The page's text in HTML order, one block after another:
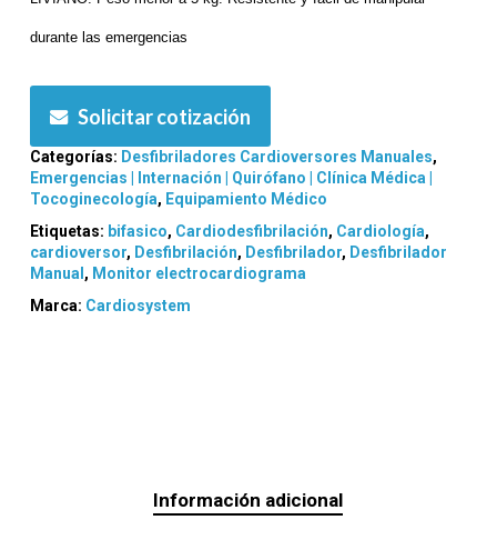
durante las emergencias
Solicitar cotización
Categorías: Desfibriladores Cardioversores Manuales,
Emergencias | Internación | Quirófano | Clínica Médica |
Tocoginecología, Equipamiento Médico
Etiquetas: bifasico, Cardiodesfibrilación, Cardiología,
cardioversor, Desfibrilación, Desfibrilador, Desfibrilador
Manual , Monitor electrocardiograma
Marca: Cardiosystem
Información adicional